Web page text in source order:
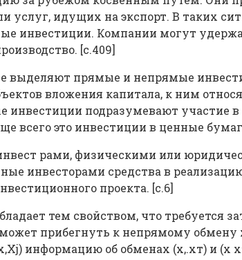
услуг, идущих на экспорт. В таких
инвестиции. Компании могут
[c.409]
выделяют прямые и непрямые
вложения капитала, к ним
подразумевают участие в
всего это инвестиции в ценные
рами, физическими или
инвесторами средства в
проекта. [c.6]
тем свойством, что требуется
прибегнуть к непрямому
информацию об обменах (х,.хт) и (х